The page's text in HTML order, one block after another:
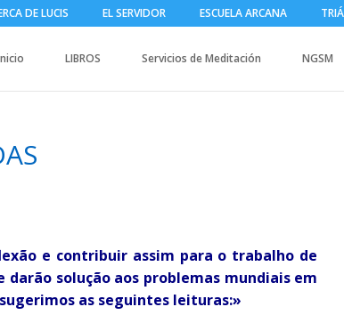
DE LUCIS EL SERVIDOR ESCUELA ARCANA
LIBROS Servicios de Meditación NGSM
e contribuir assim para o trabalho de
solução aos problemas mundiais em
as seguintes leituras:»